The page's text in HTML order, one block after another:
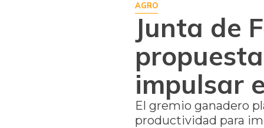
AGRO
Junta de
impulsar
El gremio ganadero
productividad para